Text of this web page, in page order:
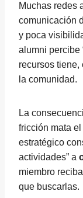
Muchas redes
comunicación
y poca
alumni percibe
recursos tiene,
la comunidad.
La
fricción mata
estratégico
actividades” a
miembro
que buscarlas.